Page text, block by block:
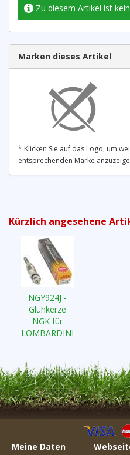
Zu diesem Artikel ist
Marken dieses Artikel
* Klicken Sie auf das Logo, um
entsprechenden Marke
Kürzlich angesehene
NGY924J -
Glühkerze
NGK für
LOMBARDINI
Meine Daten